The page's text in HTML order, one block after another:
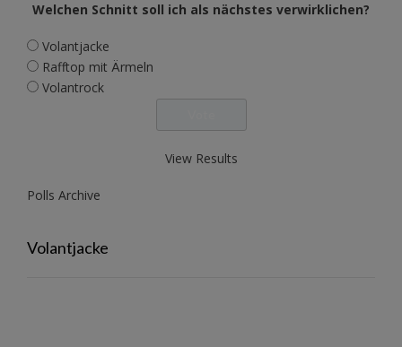
Welchen Schnitt soll ich als nächstes verwirklichen?
Volantjacke
Rafftop mit Ärmeln
Volantrock
View Results
Polls Archive
Volantjacke